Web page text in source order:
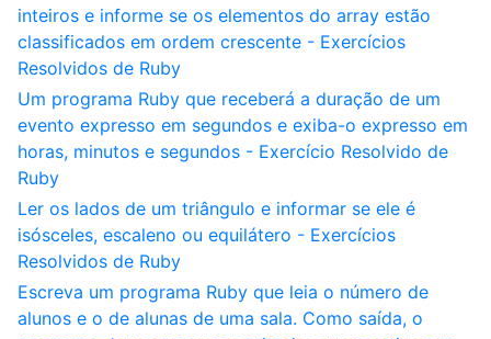
inteiros e informe se os elementos do array estão
classificados em ordem crescente - Exercícios
Resolvidos de Ruby
Um programa Ruby que receberá a duração de um
evento expresso em segundos e exiba-o expresso em
horas, minutos e segundos - Exercício Resolvido de
Ruby
Ler os lados de um triângulo e informar se ele é
isósceles, escaleno ou equilátero - Exercícios
Resolvidos de Ruby
Escreva um programa Ruby que leia o número de
alunos e o de alunas de uma sala. Como saída, o